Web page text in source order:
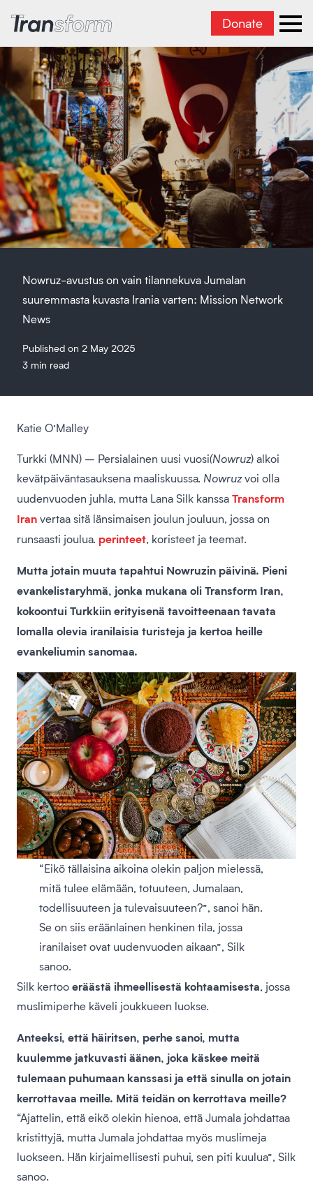
Transform Iran Donate
Nowruz-avustus on vain tilannekuva Jumalan
suuremmasta kuvasta Irania varten: Mission Network
News
Published on 2 May 2025
3 min read
Katie O’Malley
Turkki (MNN) – Persialainen uusi vuosi(Nowruz) alkoi
kevätpäiväntasauksena maaliskuussa. Nowruzvoi olla
uudenvuoden juhla, mutta Lana Silk kanssaTransform
Iranvertaa sitä länsimaisen joulun jouluun, jossa on
runsaasti joulua. perinteet, koristeet ja teemat.
Mutta jotain muuta tapahtui Nowruzin päivinä. Pieni
evankelistaryhmä, jonka mukana oli Transform Iran,
kokoontui Turkkiin erityisenä tavoitteenaan tavata
lomalla olevia iranilaisia turisteja ja kertoa heille
evankeliumin sanomaa.
“Eikö tällaisina aikoina olekin paljon mielessä,
mitä tulee elämään, totuuteen, Jumalaan,
todellisuuteen ja tulevaisuuteen?”, sanoi hän.
Se on siis eräänlainen henkinen tila, jossa
iranilaiset ovat uudenvuoden aikaan”, Silk
sanoo.
Silk kertooeräästä ihmeellisestä kohtaamisesta, jossa
muslimiperhe käveli joukkueen luokse.
Anteeksi, että häiritsen, perhe sanoi, mutta
kuulemme jatkuvasti äänen, joka käskee meitä
tulemaan puhumaan kanssasi ja että sinulla on jotain
kerrottavaa meille. Mitä teidän on kerrottava meille?
“Ajattelin, että eikö olekin hienoa, että Jumala johdattaa
kristittyjä, mutta Jumala johdattaa myös muslimeja
luokseen. Hän kirjaimellisesti puhui, sen piti kuulua”, Silk
sanoo.